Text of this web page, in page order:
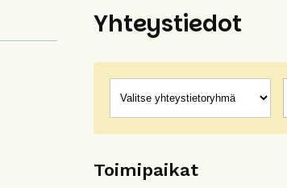
Yhteystiedot
Toimipaikat